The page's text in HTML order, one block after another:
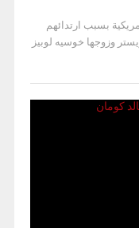
بسبب ارتدائهم
وزوجها خوسيه لوبيز